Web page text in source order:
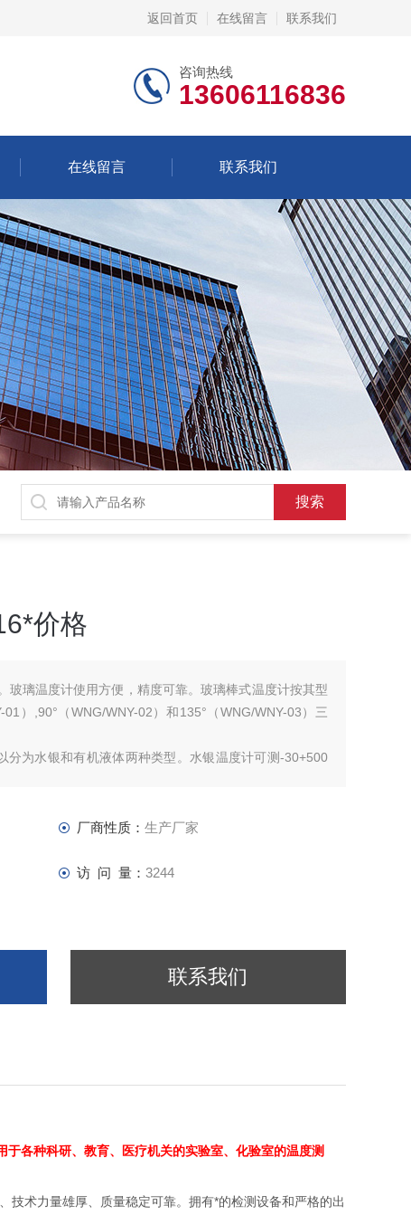
返回首页 在线留言 联系我们
咨询热线
13606116836
在线留言 联系我们
价格
玻璃温度计使用方便，精度可靠。玻璃棒式温度计按其型
）,90°（WNG/WNY-02）和135°（WNG/WNY-03）三
分为水银和有机液体两种类型。水银温度计可测-30+500
厂商性质： 生产厂家
访 问 量： 3244
联系我们
各种科研、教育、医疗机关的实验室、化验室的温度测
技术力量雄厚、质量稳定可靠。拥有*的检测设备和严格的出